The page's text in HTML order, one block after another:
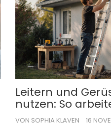
Leitern und
nutzen: So
der Höhe am
VON SOPHIA KLAVEN 16